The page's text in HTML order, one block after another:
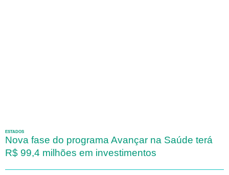
ESTADOS
Nova fase do programa Avançar na Saúde terá
R$ 99,4 milhões em investimentos